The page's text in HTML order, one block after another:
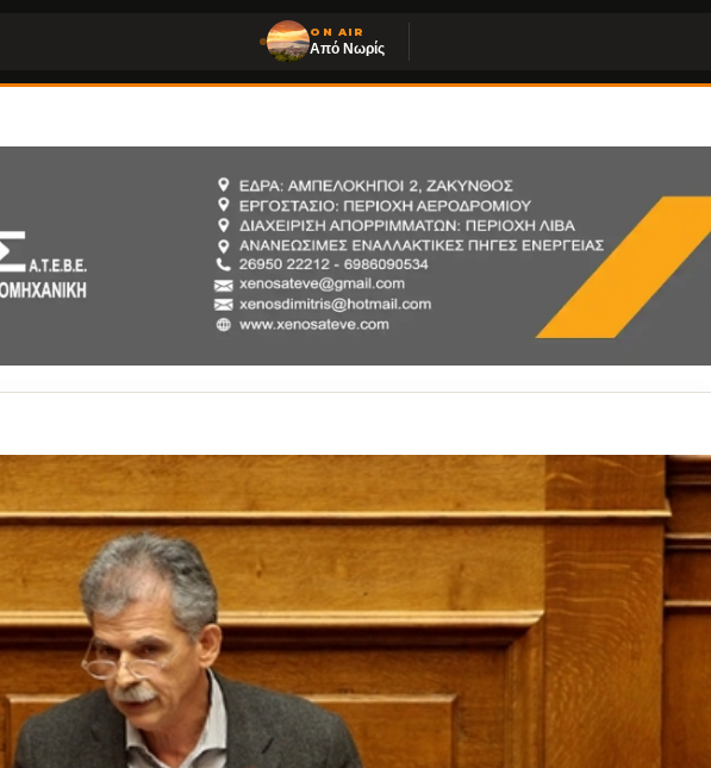
ON AIR
Από Νωρίς